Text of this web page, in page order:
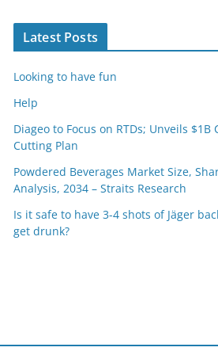
Latest Posts
Looking to have fun
Help
Diageo to Focus on RTDs; Unveils $1B
Cutting Plan
Powdered Beverages Market Size,
Analysis, 2034 – Straits Research
Is it safe to have 3-4 shots of Jäger
get drunk?